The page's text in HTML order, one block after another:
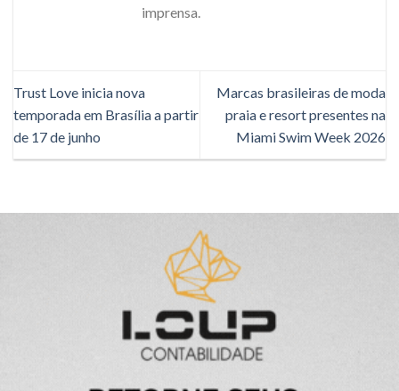
imprensa.
Trust Love inicia nova
temporada em Brasília a partir
de 17 de junho
Marcas brasileiras de moda
praia e resort presentes na
Miami Swim Week 2026